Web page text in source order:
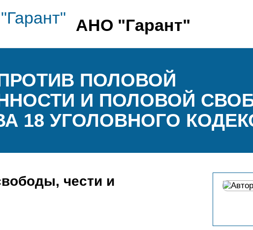
АНО "Гарант"
ПОЛОВОЙ
И ПОЛОВОЙ
18 УГОЛОВНОГО
чести и